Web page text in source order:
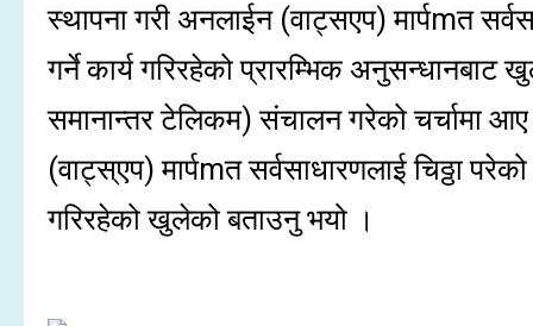
स्थापना गरी अनलाईन (वाट्सएप) मार्पmत
गर्ने कार्य गरिरहेको प्रारम्भिक
समानान्तर टेलिकम) संचालन गरेको चर्चामा
(वाट्स्एप) मार्पmत सर्वसाधारणलाई चिठ्ठा
गरिरहेको खुलेको बताउनु भयो ।